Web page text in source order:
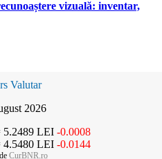
vizuală: inventar,
Valutar
2026
5.2489 LEI -0.0008
4.5480 LEI -0.0144
CurBNR.ro